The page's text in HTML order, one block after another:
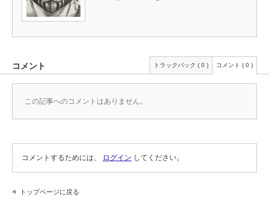
コメント トラックバック ( 0 ) コメント ( 0 )
この記事へのコメントはありません。
コメントするためには、 ログイン してください。
トップページに戻る